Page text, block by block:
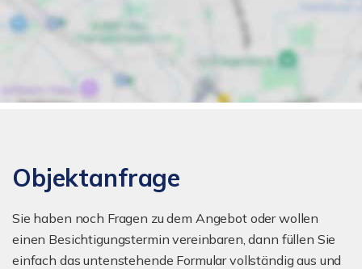
Objektanfrage
Sie haben noch Fragen zu dem Angebot oder wollen
einen Besichtigungstermin vereinbaren, dann füllen Sie
einfach das untenstehende Formular vollständig aus und